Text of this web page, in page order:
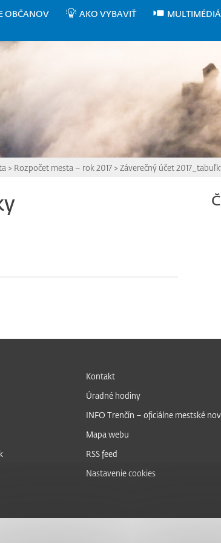
OBČANOV AKO VYBAVIŤ MULTIMÉDIÁ
> Rozpočet mesta – rok 2017> Záverečný účet
Kontakt
Úradné hodiny
INFO Trenčín – oficiálne mestské
Mapa webu
RSS feed
Nastavenie cookies